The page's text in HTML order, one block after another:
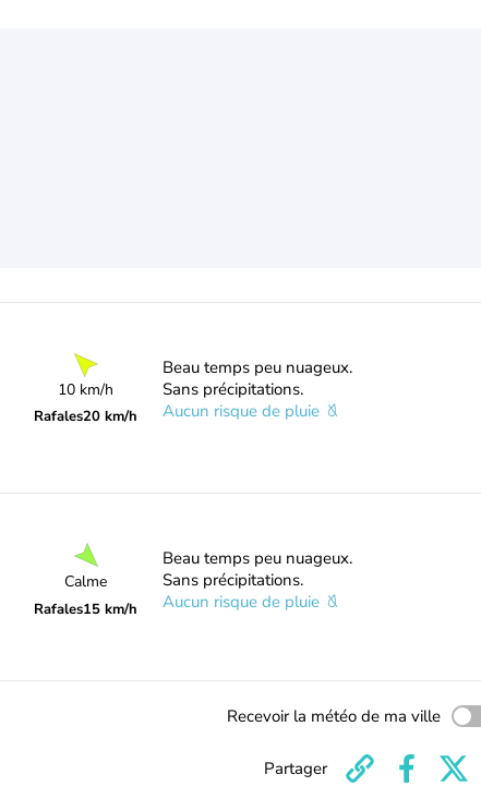
10 km/h
Rafales20 km/h
Beau temps peu nuageux.
Sans précipitations.
Aucun risque de pluie
Calme
Rafales15 km/h
Beau temps peu nuageux.
Sans précipitations.
Aucun risque de pluie
Recevoir la météo de ma ville
Partager